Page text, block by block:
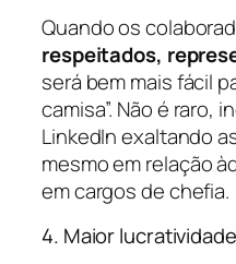
Quando os
respeitados,
será bem mais fácil
camisa”. Não é raro,
LinkedIn exaltando
mesmo em relação
em cargos de chefia.
4. Maior lucratividade